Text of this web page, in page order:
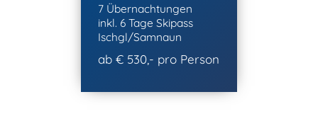
7 Übernachtungen
inkl. 6 Tage Skipass
Ischgl/Samnaun
ab € 530,- pro Person